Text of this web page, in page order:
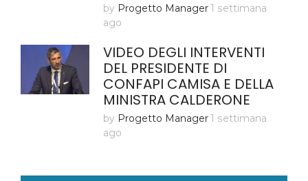
by Progetto Manager 1 settimana
ago
VIDEO DEGLI INTERVENTI
DEL PRESIDENTE DI
CONFAPI CAMISA E DELLA
MINISTRA CALDERONE
by Progetto Manager 1 settimana
ago